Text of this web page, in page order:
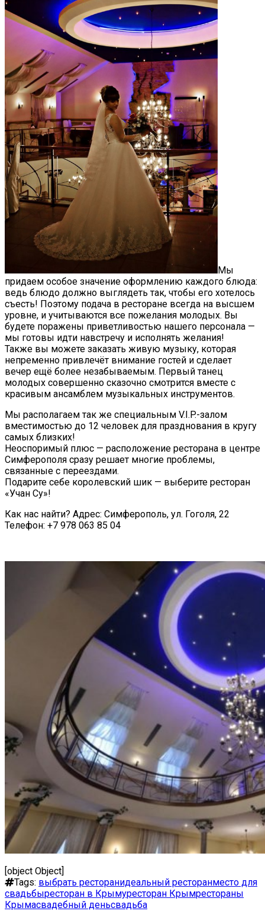
Мы
придаем особое значение оформлению каждого блюда:
ведь блюдо должно выглядеть так, чтобы его хотелось
съесть! Поэтому подача в ресторане всегда на высшем
уровне, и учитываются все пожелания молодых. Вы
будете поражены приветливостью нашего персонала —
мы готовы идти навстречу и исполнять желания!
Также вы можете заказать живую музыку, которая
непременно привлечёт внимание гостей и сделает
вечер ещё более незабываемым. Первый танец
молодых совершенно сказочно смотрится вместе с
красивым ансамблем музыкальных инструментов.
Мы располагаем так же специальным V.I.P.-залом
вместимостью до 12 человек для празднования в кругу
самых близких!
Неоспоримый плюс — расположение ресторана в центре
Симферополя сразу решает многие проблемы,
связанные с переездами.
Подарите себе королевский шик — выберите ресторан
«Учан Су»!
Как нас найти? Адрес: Симферополь, ул. Гоголя, 22
Телефон: +7 978 063 85 04
[object Object]
Tags: выбрать ресторанидеальный ресторанместо для
свадьбыресторан в Крымуресторан Крымрестораны
Крымасвадебный деньсвадьба